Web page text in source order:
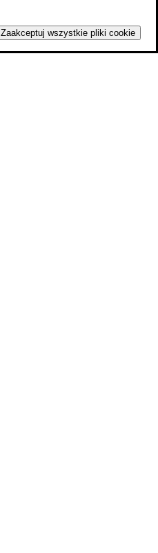
Zaakceptuj wszystkie pliki cookie